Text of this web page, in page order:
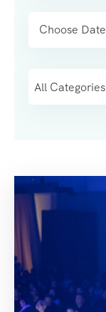
All Categories